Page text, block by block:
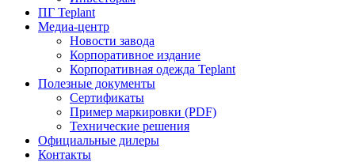
ПГ Teplant
Медиа-центр
Новости завода
Корпоративное издание
Корпоративная одежда Teplant
Полезные документы
Сертификаты
Пример маркировки (PDF)
Технические решения
Официальные дилеры
Контакты